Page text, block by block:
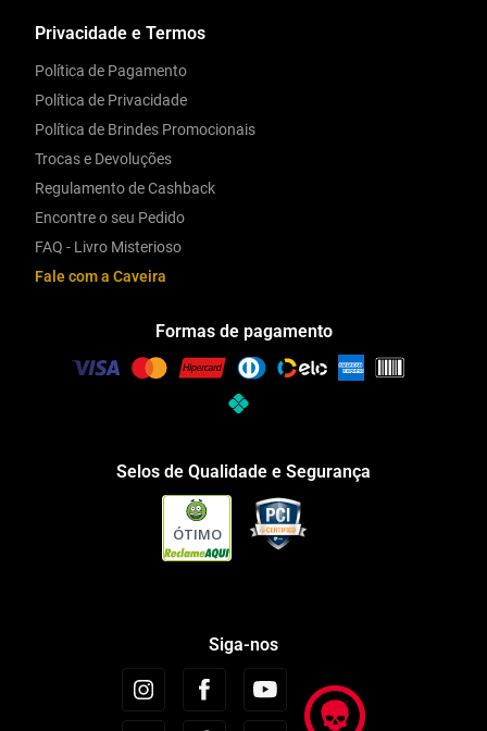
Privacidade e Termos
Política de Pagamento
Política de Privacidade
Política de Brindes Promocionais
Trocas e Devoluções
Regulamento de Cashback
Encontre o seu Pedido
FAQ - Livro Misterioso
Fale com a Caveira
Formas de pagamento
Selos de Qualidade e Segurança
ÓTIMO
Siga-nos